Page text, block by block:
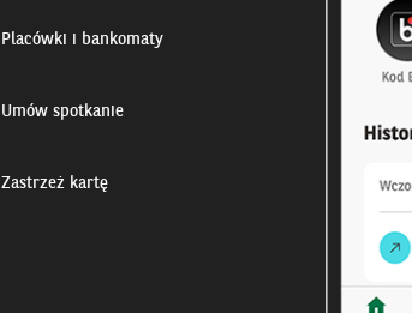
Placówki i bankomaty
Umów spotkanie
Zastrzeż kartę